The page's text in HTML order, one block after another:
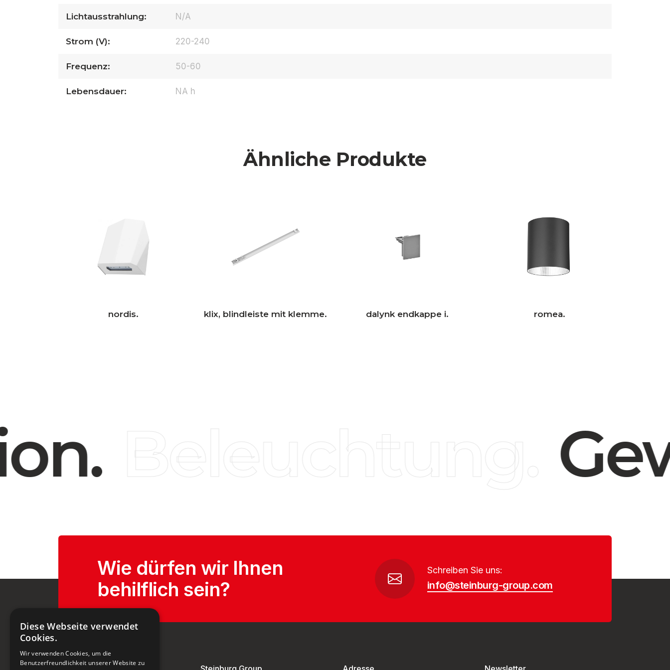
Lichtausstrahlung: N/A
Strom (V): 220-240
Frequenz: 50-60
Lebensdauer: NA h
Ähnliche Produkte
nordis. klix, blindleiste mit klemme. dalynk endkappe i. romea.
Beleuchtung.
Wie dürfen wir Ihnen
behilflich sein?
Schreiben Sie uns:
info@steinburg-group.com
Diese Webseite verwendet
Cookies.
Wir verwenden Cookies, um die
Benutzerfreundlichkeit unserer Website zu